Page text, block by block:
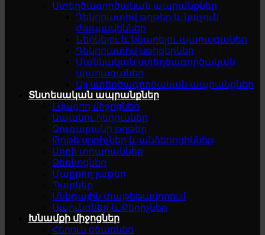
Ստեղծագործական ապրանքներ
Դեկորատիվ թղթեր և կպչուն
ժապավեններ
Ներկելու և նկարելու պարագաներ
Դեկորատիվ սթիքերներ
Մանկական ստեղծագործական
պարագաներ
Այլ ստեղծագործական ապրանքներ
Տնտեսական ապրանքներ
Լվացող միջոցներ
Ապակու հեղուկներ
Զուգարանի թղթեր
Թղթե սրբիչներ և անձեռոցիկներ
Աղբի տոպրակներ
Ձեռնոցներ
Մաքրող լաթեր
Պարկեր
Սննդային փաթեթավորում
Սպունգներ և Քերիչներ
Խնամքի միջոցներ
Հեղուկ օճառներ